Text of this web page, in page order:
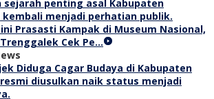
Prasasti Kampak di Museum Nasional,
Trenggalek Cek Pe…